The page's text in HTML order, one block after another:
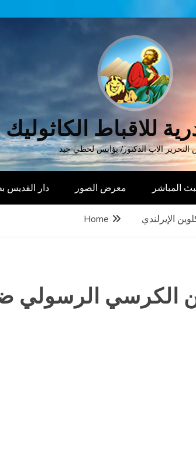
للاقباط
التحرير الاب الدكتور/ يؤانس لحظي جيد
المباشر معرض الصور دار
Home الإيرلندي
الكرسي الرسولي